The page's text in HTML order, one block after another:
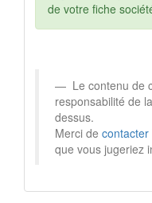
de votre fiche
Le contenu de
responsabilité de
dessus.
Merci de contacter
que vous jugeriez